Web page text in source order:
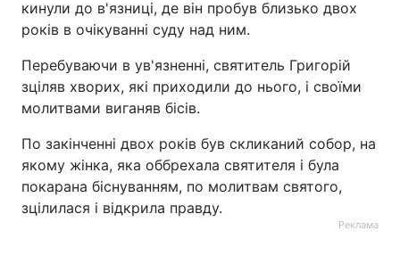
Тема оформлення
кинули до в'язниці, де він пробув близько двох
років в очікуванні суду над ним.
Перебуваючи в ув'язненні, святитель Григорій
зціляв хворих, які приходили до нього, і своїми
молитвами виганяв бісів.
По закінченні двох років був скликаний собор, на
якому жінка, яка оббрехала святителя і була
покарана біснуванням, по молитвам святого,
зцілилася і відкрила правду.
Реклама